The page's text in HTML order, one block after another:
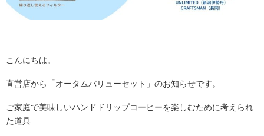
こんにちは。
直営店から「オータムバリューセット」のお知らせです。
ご家庭で美味しいハンドドリップコーヒーを楽しむために考えられ
た道具